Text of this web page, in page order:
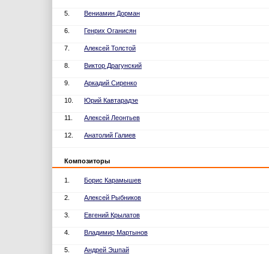
5. Вениамин Дорман
6. Генрих Оганисян
7. Алексей Толстой
8. Виктор Драгунский
9. Аркадий Сиренко
10. Юрий Кавтарадзе
11. Алексей Леонтьев
12. Анатолий Галиев
Композиторы
1. Борис Карамышев
2. Алексей Рыбников
3. Евгений Крылатов
4. Владимир Мартынов
5. Андрей Эшпай